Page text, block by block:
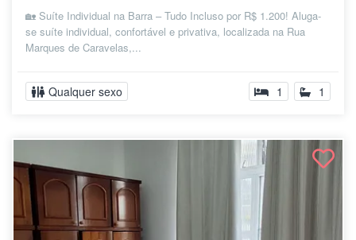
🏡 Suíte Individual na Barra – Tudo Incluso por R$ 1.200! Aluga-
se suíte individual, confortável e privativa, localizada na Rua
Marques de Caravelas,...
Qualquer sexo 1 1